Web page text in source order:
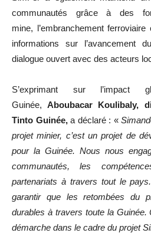
communautés grâce à des
mine, l’embranchementferroviaire
informations sur l’avancement
dialogue ouvert avec des acteurs
S’exprimant sur
Guinée,Aboubacar Koulibaly,
Tinto Guinée,a déclaré : «
projet minier, c’est un projet de
pour la Guinée. Nous nous
communautés, les
partenariats à travers tout le
garantir que les retombées du
durables à travers toute la
démarche dans le cadre du projet